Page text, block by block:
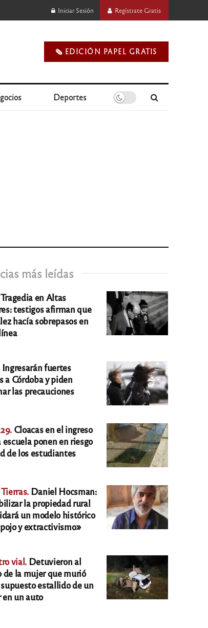
Iniciar Sesión Regístrate Gratis
🗞️ EDICIÓN PAPEL GRATIS
Deportes
más leídas
Tragedia en Altas
testigos afirman que
hacía sobrepasos en
Ingresarán fuertes
a Córdoba y piden
las precauciones
Cloacas en el ingreso
escuela ponen en riesgo
de los estudiantes
Daniel Hocsman:
la propiedad rural
un modelo histórico
y extractivismo»
vial. Detuvieron al
de la mujer que murió
estallido de un
en un auto